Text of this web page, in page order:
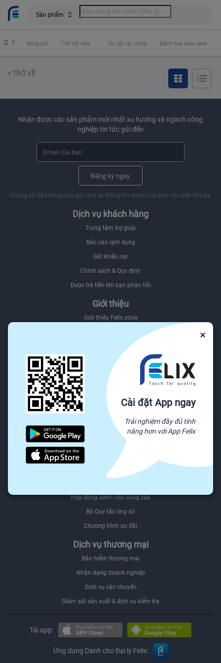
Sản phẩm
Đóng phí Thẻ hội viên Tư vấn tài chính Bách hoá siêu xanh
< TRỞ VỀ
Nhận được các sản phẩm mới nhất xu hướng và ngành công
nghiệp tin tức gửi đến
Đăng ký ngay
Chúng tôi sẽ không bao giờ chia sẻ thông tin email của bạn cho bên thứ ba.
Dịch vụ khách hàng
Trung tâm trợ giúp
Báo cáo lạm dụng
Gửi khiếu nại
Chính sách & Quy định
Được trả tiền khi bạn phản hồi
Giới thiệu
Giới thiệu Felix.store
Sơ đồ website
Felix.store Blog
Tìm nguồn hàng trên Felix.store
Tất cả danh mục
Yêu cầu báo giá
Sẵn sàng vận chuyển
Người mua Đối tác
Felix.store Select
Hợp đồng dành cho cung cấp
Bộ Quy tắc ứng xử
Chương trình ưu đãi
Dịch vụ thương mại
Bảo hiểm thương mại
Nhận dạng doanh nghiệp
Dịch vụ vận chuyển
Giám sát sản xuất & dịch vụ kiểm tra
Tải app:
Ứng dụng Dành cho Đại lý Felix:
×
Cài đặt App ngay
Trải nghiệm đầy đủ tính
năng hơn với App Felix